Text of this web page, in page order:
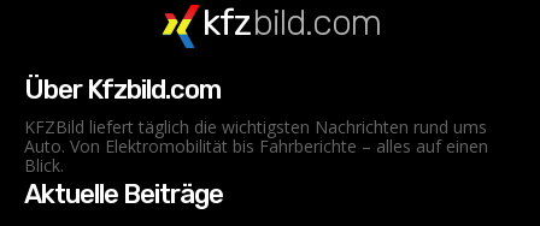
kfzbild.com
Über Kfzbild.com
KFZBild liefert täglich die wichtigsten Nachrichten rund ums
Auto. Von Elektromobilität bis Fahrberichte – alles auf einen
Blick.
Aktuelle Beiträge